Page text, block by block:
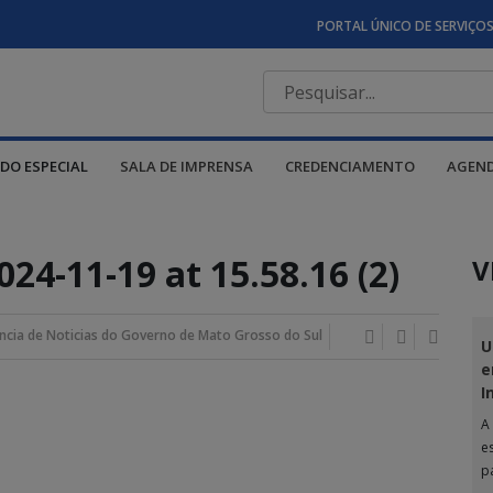
PORTAL ÚNICO DE SERVIÇOS
ESPECIAL SALA DE IMPRENSA CREDENCIAMENTO
11-19 at 15.58.16 (2)
de Noticias do Governo de Mato Grosso do Sul
A